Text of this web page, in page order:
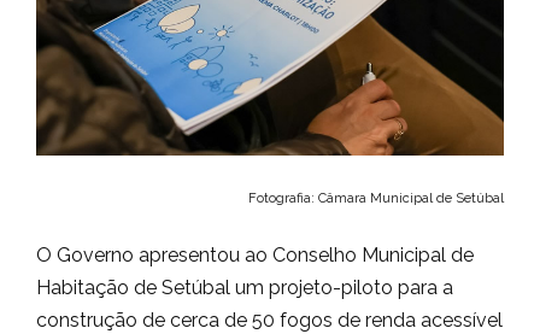
Fotografia: Câmara Municipal de Setúbal
O Governo apresentou ao Conselho Municipal de
Habitação de Setúbal um projeto-piloto para a
construção de cerca de 50 fogos de renda acessível